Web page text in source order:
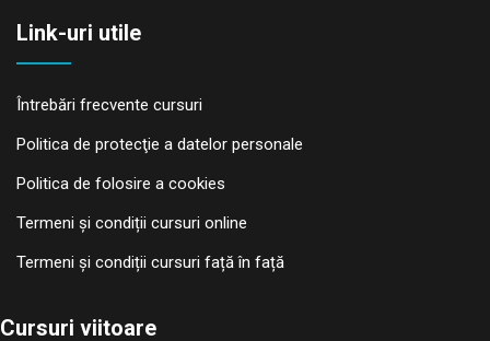
Link-uri utile
Întrebări frecvente cursuri
Politica de protecţie a datelor personale
Politica de folosire a cookies
Termeni și condiții cursuri online
Termeni și condiții cursuri față în față
Cursuri viitoare